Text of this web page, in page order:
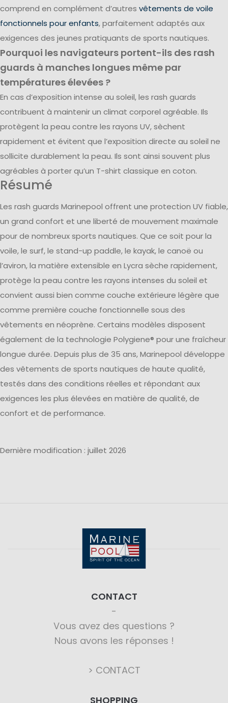
comprend en complément d’autres vêtements de voile
fonctionnels pour enfants, parfaitement adaptés aux
exigences des jeunes pratiquants de sports nautiques.
Pourquoi les navigateurs portent-ils des rash
guards à manches longues même par
températures élevées ?
En cas d’exposition intense au soleil, les rash guards
contribuent à maintenir un climat corporel agréable. Ils
protègent la peau contre les rayons UV, sèchent
rapidement et évitent que l’exposition directe au soleil ne
sollicite durablement la peau. Ils sont ainsi souvent plus
agréables à porter qu’un T-shirt classique en coton.
Résumé
Les rash guards Marinepool offrent une protection UV fiable,
un grand confort et une liberté de mouvement maximale
pour de nombreux sports nautiques. Que ce soit pour la
voile, le surf, le stand-up paddle, le kayak, le canoë ou
l’aviron, la matière extensible en Lycra sèche rapidement,
protège la peau contre les rayons intenses du soleil et
convient aussi bien comme couche extérieure légère que
comme première couche fonctionnelle sous des
vêtements en néoprène. Certains modèles disposent
également de la technologie Polygiene® pour une fraîcheur
longue durée. Depuis plus de 35 ans, Marinepool développe
des vêtements de sports nautiques de haute qualité,
testés dans des conditions réelles et répondant aux
exigences les plus élevées en matière de qualité, de
confort et de performance.
Dernière modification : juillet 2026
CONTACT
Vous avez des questions ?
Nous avons les réponses !
> CONTACT
SHOPPING